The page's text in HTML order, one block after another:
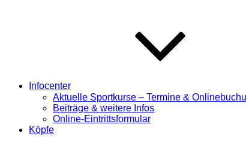
Infocenter
Aktuelle Sportkurse – Termine &
Beiträge & weitere Infos
Online-Eintrittsformular
Köpfe